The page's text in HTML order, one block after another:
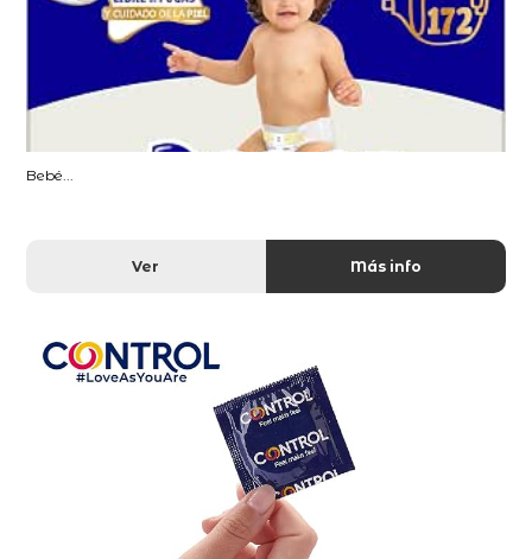
Bebé...
Ver Más info